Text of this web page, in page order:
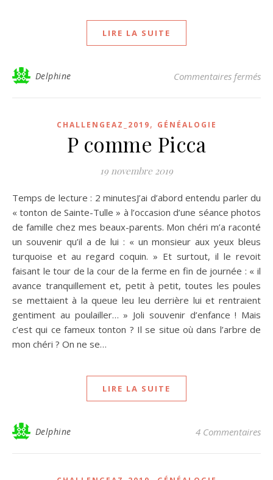
LIRE LA SUITE
Delphine Commentaires fermés
CHALLENGEAZ_2019, GÉNÉALOGIE
P comme Picca
19 novembre 2019
Temps de lecture : 2 minutesJ’ai d’abord entendu parler du
« tonton de Sainte-Tulle » à l’occasion d’une séance photos
de famille chez mes beaux-parents. Mon chéri m’a raconté
un souvenir qu’il a de lui : « un monsieur aux yeux bleus
turquoise et au regard coquin. » Et surtout, il le revoit
faisant le tour de la cour de la ferme en fin de journée : « il
avance tranquillement et, petit à petit, toutes les poules
se mettaient à la queue leu leu derrière lui et rentraient
gentiment au poulailler… » Joli souvenir d’enfance ! Mais
c’est qui ce fameux tonton ? Il se situe où dans l’arbre de
mon chéri ? On ne se…
LIRE LA SUITE
Delphine 4 Commentaires